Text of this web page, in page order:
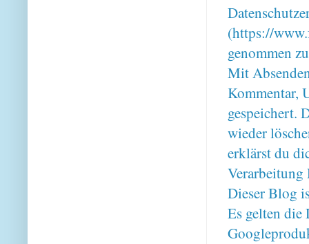
(https://
genommen
Mit
Kommentar,
gespeichert.
wieder
erklärst du
Verarbeitung
Dieser Blog
Es gelten